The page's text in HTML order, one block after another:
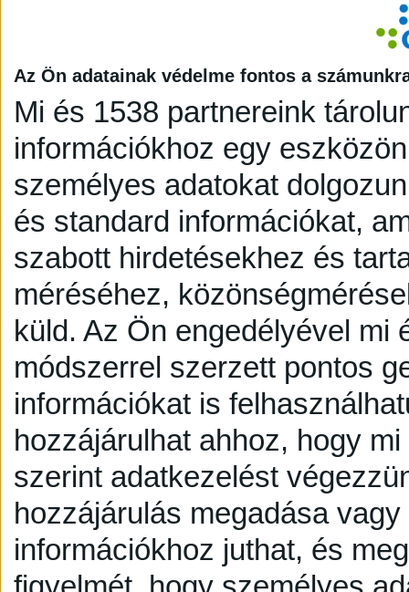
Az Ön adatainak védelme fontos a
Mi és 1538 partnereink
információkhoz egy
személyes adatokat
és standard információkat,
szabott hirdetésekhez és
méréséhez,
küld. Az Ön engedélyével mi
módszerrel szerzett pontos
információkat is
hozzájárulhat ahhoz, hogy
szerint adatkezelést
hozzájárulás megadása
információkhoz juthat, és